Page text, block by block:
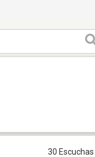
30 Escuchas